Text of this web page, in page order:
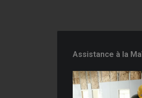
Assistance à la